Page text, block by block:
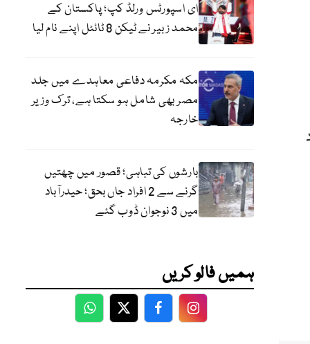
ای اسپورٹس ورلڈ کپ؛ پاکستان کے
محمد زبیر نے ٹیکن 8 ٹائٹل اپنے نام لیا
مکہ مکرمہ دفاعی معاہدے میں جلد
مصر بھی شامل ہو سکتا ہے، ترک وزیر
خارجہ
بارشوں کی تباہی؛ قصور میں چھتیں
گرنے سے 2 افراد جاں بحق؛ حیدرآباد
میں 3 نوجوان ڈوب گئے
ہمیں فالو کریں
WhatsApp
TwitterFacebookFacebook